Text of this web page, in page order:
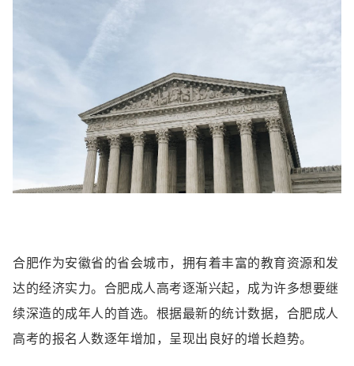
合肥作为安徽省的省会城市，拥有着丰富的教育资源和发
达的经济实力。合肥成人高考逐渐兴起，成为许多想要继
续深造的成年人的首选。根据最新的统计数据，合肥成人
高考的报名人数逐年增加，呈现出良好的增长趋势。